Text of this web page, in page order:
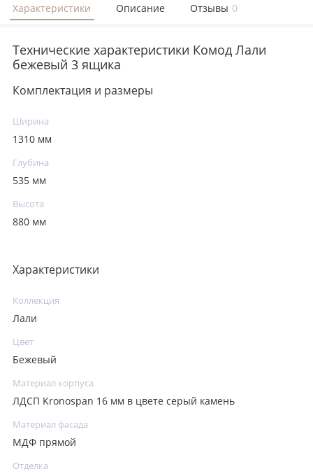
Характеристики Описание Отзывы 0
Технические характеристики Комод Лали
бежевый 3 ящика
Комплектация и размеры
Ширина
1310 мм
Глубина
535 мм
Высота
880 мм
Характеристики
Коллекция
Лали
Цвет
Бежевый
Материал корпуса
ЛДСП Kronospan 16 мм в цвете серый камень
Материал фасада
МДФ прямой
Отделка